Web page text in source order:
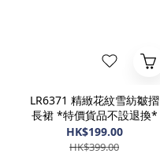
LR6371 精緻花紋雪紡皺摺
長裙 *特價貨品不設退換*
HK$199.00
HK$399.00